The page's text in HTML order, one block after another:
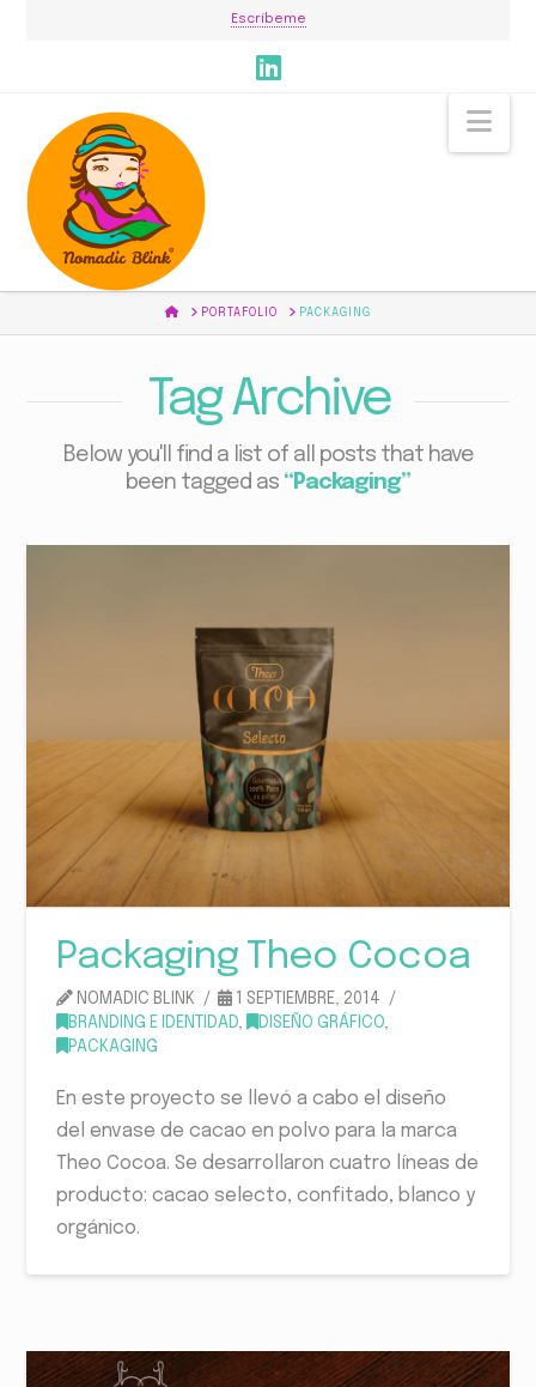
Escríbeme
HOMEPORTAFOLIO PACKAGING
Tag Archive
Below you'll find a list of all posts that have
been tagged as “Packaging”
Packaging Theo Cocoa
NOMADIC BLINK
1 SEPTIEMBRE, 2014
BRANDING E IDENTIDAD, DISEÑO GRÁFICO,
PACKAGING
En este proyecto se llevó a cabo el diseño
del envase de cacao en polvo para la marca
Theo Cocoa. Se desarrollaron cuatro líneas de
producto: cacao selecto, confitado, blanco y
orgánico.